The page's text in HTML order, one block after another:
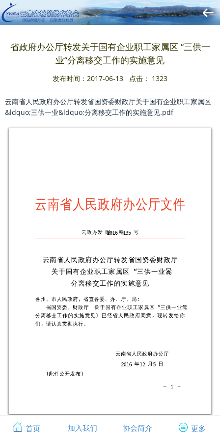
首页 加入我们 协会简介 更多
省政府办公厅转发关于国有企业职工家属区 “三供一
业“分离移交工作的实施意见
发布时间：2017-06-13 点击： 1323
云南省人民政府办公厅转发省国资委财政厅关于国有企业职工家属区
&ldquo;三供一业&ldquo;分离移交工作的实施意见.pdf